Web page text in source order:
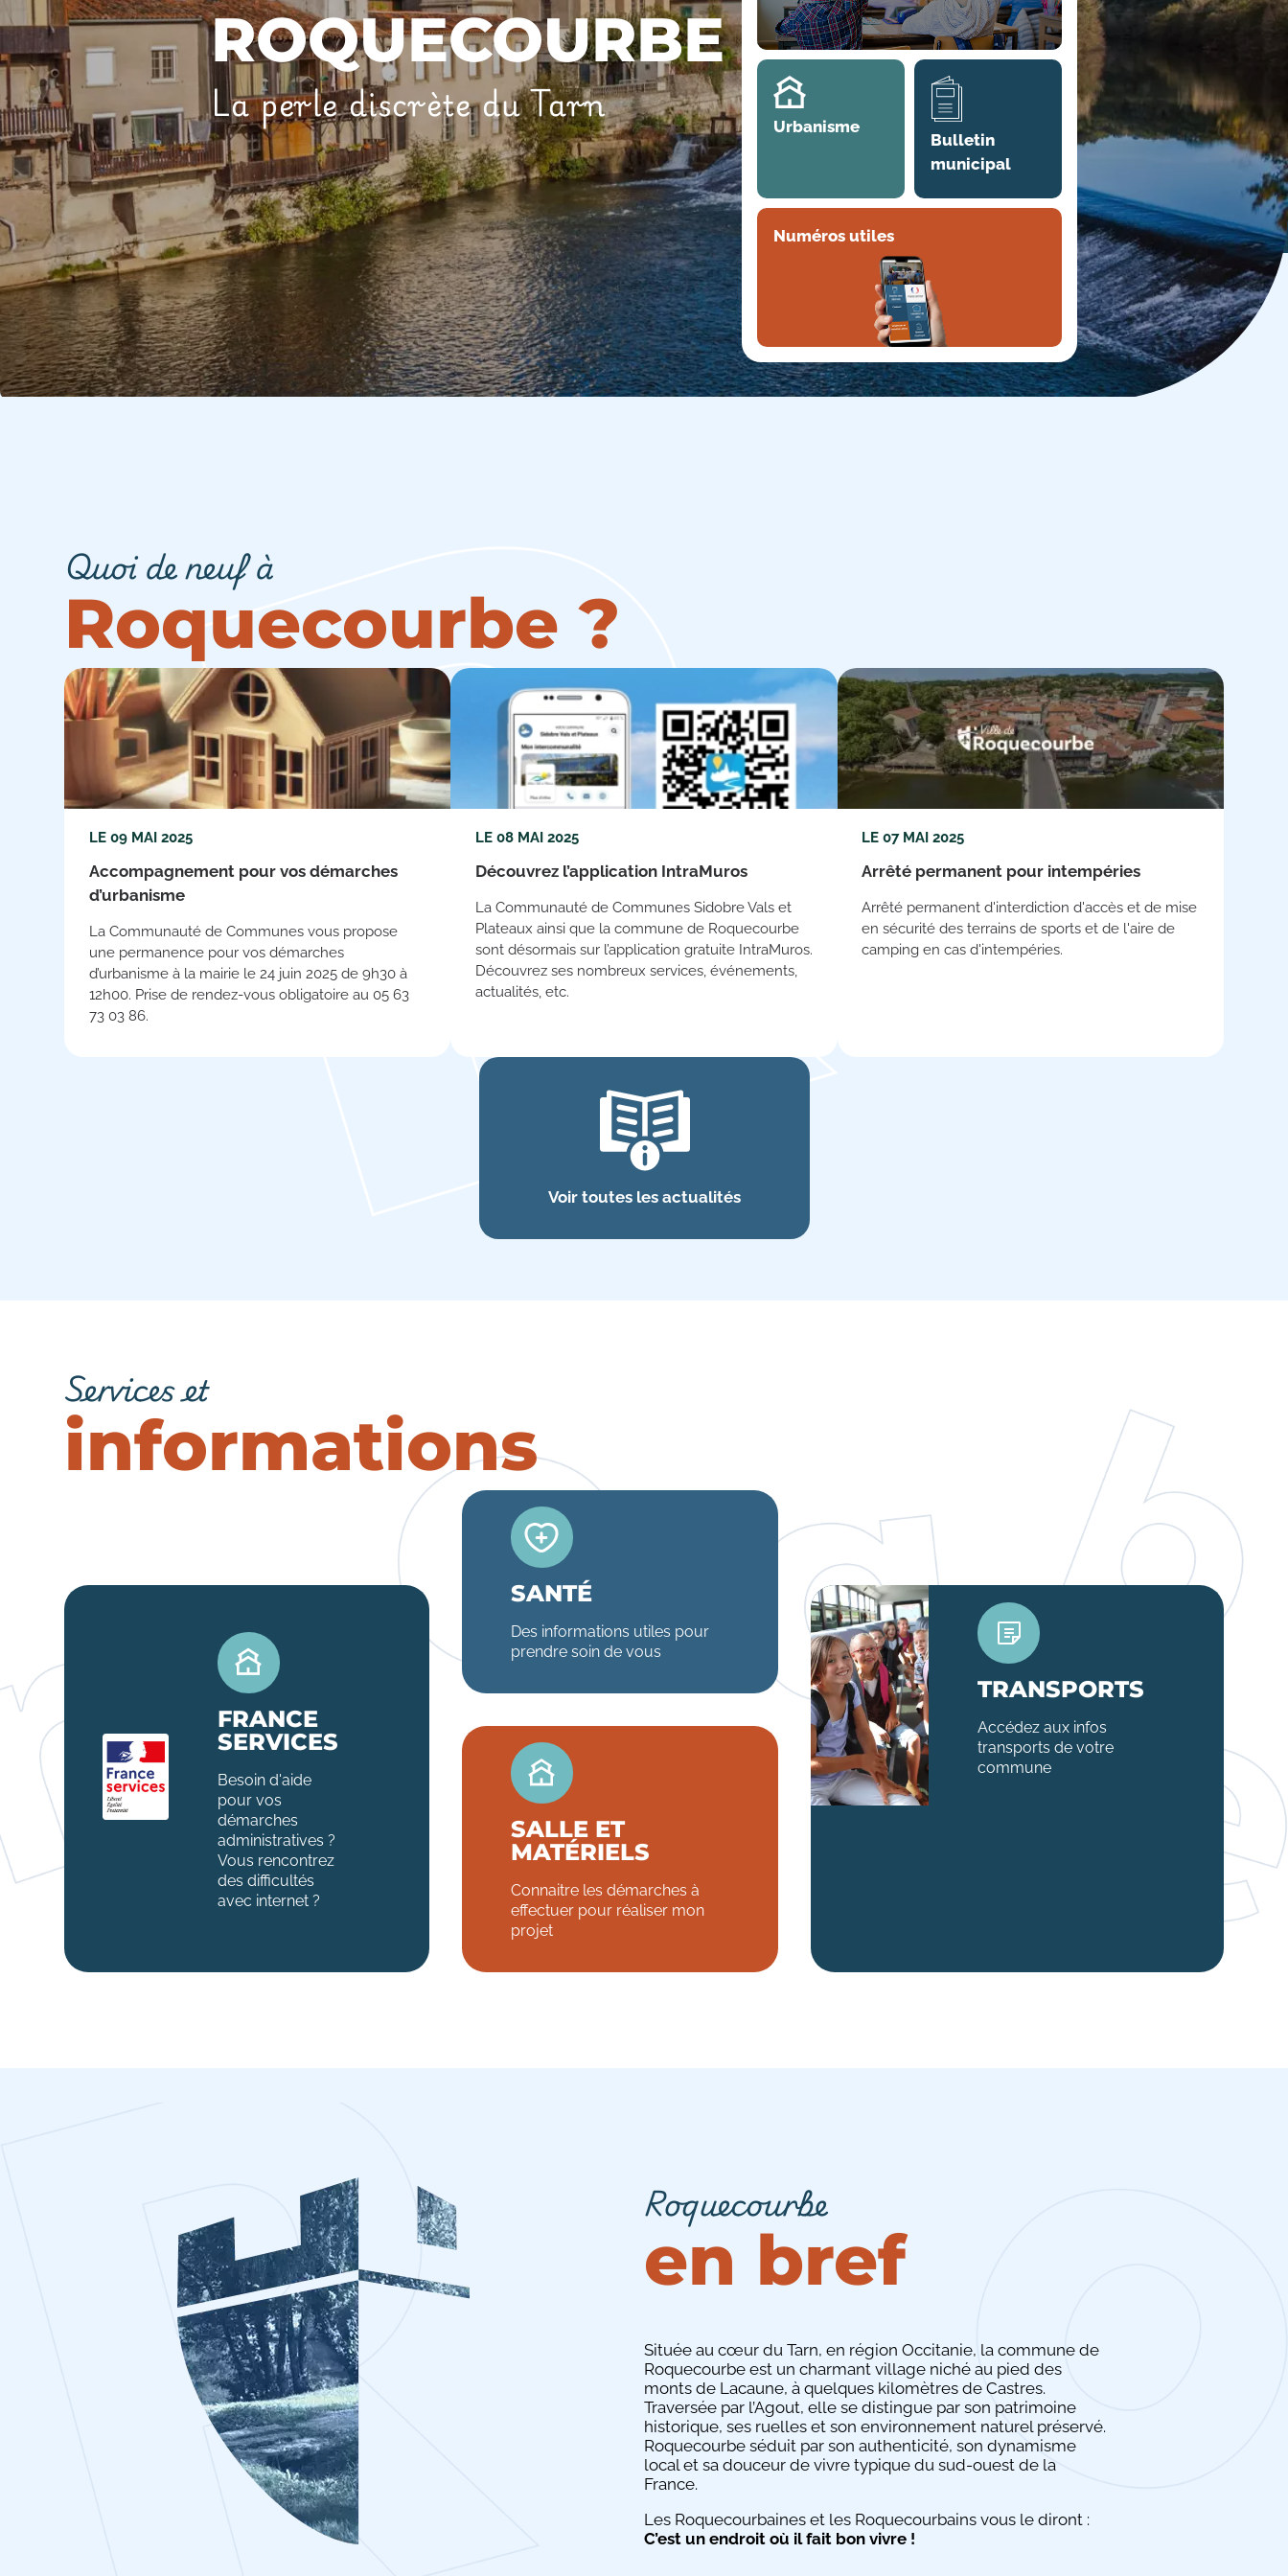
ROQUECOURBE
La perle discrète du Tarn Urbanisme
Bulletin
municipal
Numéros utiles
Quoi de neuf à
Roquecourbe ?
LE 09 MAI 2025
Accompagnement pour vos démarches
d’urbanisme
La Communauté de Communes vous propose
une permanence pour vos démarches
d’urbanisme à la mairie le 24 juin 2025 de 9h30 à
12h00. Prise de rendez-vous obligatoire au 05 63
73 03 86.
LE 08 MAI 2025
Découvrez l’application IntraMuros
La Communauté de Communes Sidobre Vals et
Plateaux ainsi que la commune de Roquecourbe
sont désormais sur l’application gratuite IntraMuros.
Découvrez ses nombreux services, événements,
actualités, etc.
LE07 MAI 2025
Arrêté permanent pour intempéries
Arrêté permanent d'interdiction d'accès et de mise
en sécurité des terrains de sports et de l'aire de
camping en cas d'intempéries.
Voir toutes les actualités
Services et
informations
FRANCE
SERVICES
Besoin d'aide
pour vos
démarches
administratives ?
Vous rencontrez
des difficultés
avec internet ?
SANTÉ
Des informations utiles pour
prendre soin de vous
SALLE ET
MATÉRIELS
Connaitre les démarches à
effectuer pour réaliser mon
projet
TRANSPORTS
Accédez aux infos
transports de votre
commune
Roquecourbe
en bref
Située au cœur du Tarn, en région Occitanie, la commune de
Roquecourbe est un charmant village niché au pied des
monts de Lacaune, à quelques kilomètres de Castres.
Traversée par l’Agout, elle se distingue par son patrimoine
historique, ses ruelles et son environnement naturel préservé.
Roquecourbe séduit par son authenticité, son dynamisme
local et sa douceur de vivre typique du sud-ouest de la
France.
Les Roquecourbaines et les Roquecourbains vous le diront :
C’est un endroit où il fait bon vivre !